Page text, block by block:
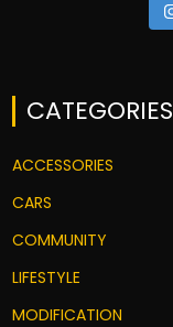
CATEGORIES
ACCESSORIES
CARS
COMMUNITY
LIFESTYLE
MODIFICATION